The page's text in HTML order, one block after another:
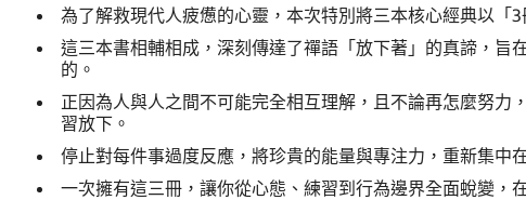
為了解救現代人疲憊的心靈，本次特別將三本核心經典以「
這三本書相輔相成，深刻傳達了禪語「放下著」的真諦，
的。
正因為人與人之間不可能完全相互理解，且不論再怎麼努
習放下。
停止對每件事過度反應，將珍貴的能量與專注力，重新集中
一次擁有這三冊，讓你從心態、練習到行為邊界全面蛻變，